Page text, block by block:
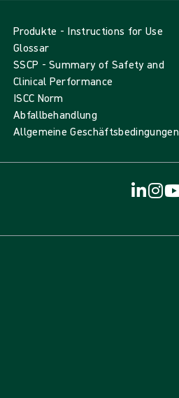
Produkte - Instructions for Use
Glossar
SSCP - Summary of Safety and
Clinical Performance
ISCC Norm
Abfallbehandlung
Allgemeine Geschäftsbedingungen